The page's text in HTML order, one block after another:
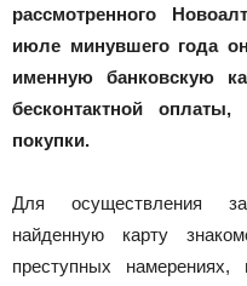
рассмотренного
июле минувшего года
именную банковскую
бесконтактной
покупки.
Для осуществления
найденную карту
преступных